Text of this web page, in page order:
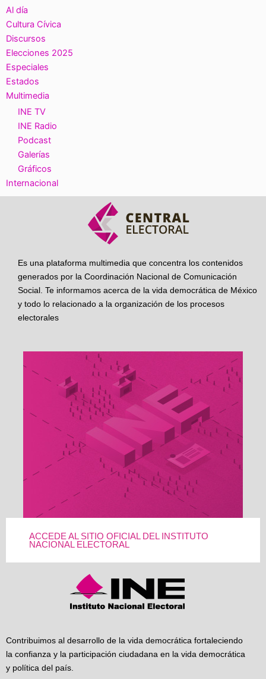
Al día
Cultura Cívica
Discursos
Elecciones 2025
Especiales
Estados
Multimedia
INE TV
INE Radio
Podcast
Galerías
Gráficos
Internacional
Es una plataforma multimedia que concentra los contenidos
generados por la Coordinación Nacional de Comunicación
Social. Te informamos acerca de la vida democrática de México
y todo lo relacionado a la organización de los procesos
electorales
ACCEDE AL SITIO OFICIAL DEL INSTITUTO
NACIONAL ELECTORAL
Contribuimos al desarrollo de la vida democrática fortaleciendo
la confianza y la participación ciudadana en la vida democrática
y política del país.